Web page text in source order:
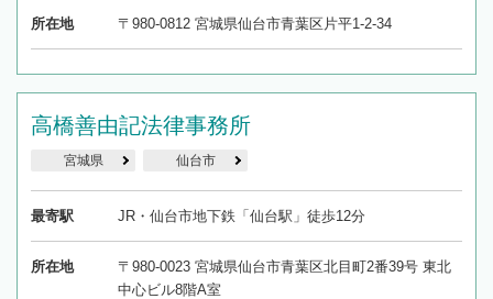
所在地 〒980-0812 宮城県仙台市青葉区片平1-2-34
高橋善由記法律事務所
宮城県 仙台市
最寄駅 JR・仙台市地下鉄「仙台駅」徒歩12分
所在地
〒980-0023 宮城県仙台市青葉区北目町2番39号 東北
中心ビル8階A室